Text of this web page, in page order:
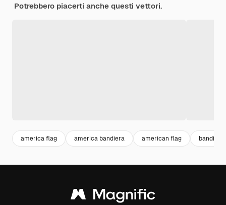
Potrebbero piacerti anche questi vettori.
america flag america bandiera american flag bandiera